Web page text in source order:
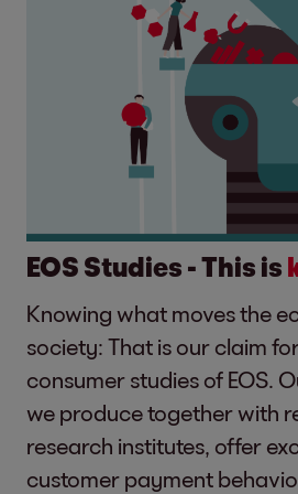
EOS Studies - This is
Knowing what moves the
society: That is our claim
consumer studies of EOS.
we produce together with
research institutes, offer
customer payment